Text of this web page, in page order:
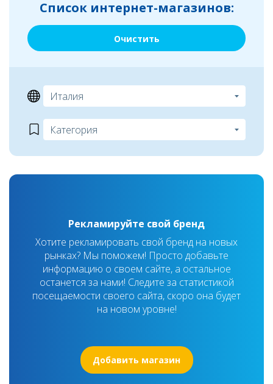
Список интернет-магазинов:
Очистить
Рекламируйте свой бренд
Хотите рекламировать свой бренд на новых
рынках? Мы поможем! Просто добавьте
информацию о своем сайте, а остальное
останется за нами! Следите за статистикой
посещаемости своего сайта, скоро она будет
на новом уровне!
Добавить магазин